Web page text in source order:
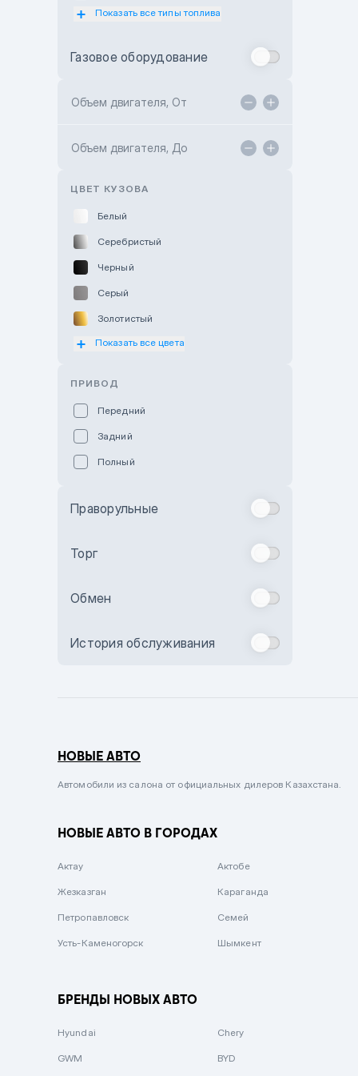
Subaru Motor Almaty
Toyota Kokshetau
Hyundai ShymCity
Показать все типы топлива
Газовое оборудование
Объем двигателя, От
Объем двигателя, До
ЦВЕТ КУЗОВА
Белый
Серебристый
Черный
Серый
Золотистый
Оранжевый
Бежевый
Комбинированный
Сиреневый металлик
Вишневый
Зеленый металлик
Показать все цвета
ПРИВОД
Передний
Задний
Полный
Праворульные
Торг
Обмен
История обслуживания
НОВЫЕ АВТО
Автомобили из салона от официальных дилеров Казахстана.
НОВЫЕ АВТО В ГОРОДАХ
Актау Актобе
Жезказган Караганда
Петропавловск Семей
Усть-Каменогорск Шымкент
БРЕНДЫ НОВЫХ АВТО
Hyundai Chery
GWM BYD